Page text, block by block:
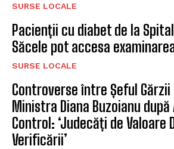
SURSE LOCALE
Pacienții cu diabet de la
Săcele pot accesa
SURSE LOCALE
Controverse între Șeful Gărzii
Ministra Diana Buzoianu
Control: ‘Judecăți de Valoare
Verificării’